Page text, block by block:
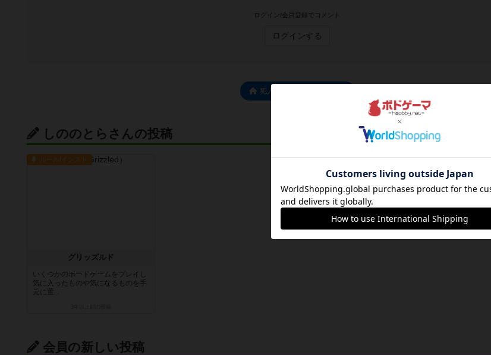
ログイン/会員登録でコメント
ログインする
犯人は踊るのトップに戻る
しののとらさんの投稿
ルール/インスト
グリッズルド
いくつかのボードゲームをプレイし
気に入ったものや気になるものを手
元に置...
会員の新しい投稿